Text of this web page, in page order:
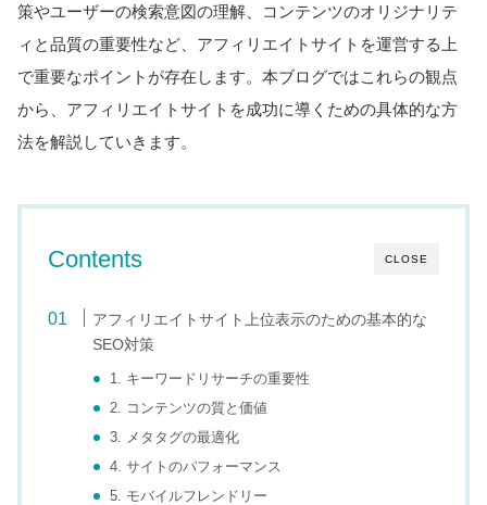
策やユーザーの検索意図の理解、コンテンツのオリジナリテ
ィと品質の重要性など、アフィリエイトサイトを運営する上
で重要なポイントが存在します。本ブログではこれらの観点
から、アフィリエイトサイトを成功に導くための具体的な方
法を解説していきます。
CLOSE
Contents
アフィリエイトサイト上位表示のための基本的な
SEO対策
1. キーワードリサーチの重要性
2. コンテンツの質と価値
3. メタタグの最適化
4. サイトのパフォーマンス
5. モバイルフレンドリー